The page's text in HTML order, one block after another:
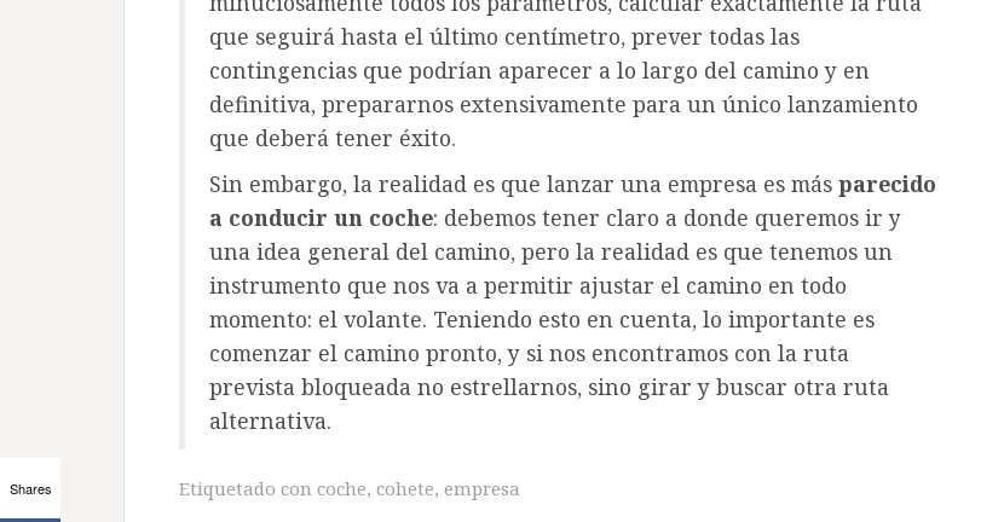
que seguirá hasta el último centímetro, prever todas las
contingencias que podrían aparecer a lo largo del camino y en
definitiva, prepararnos extensivamente para un único lanzamiento
que deberá tener éxito.
Sin embargo, la realidad es que lanzar una empresa es más parecido
a conducir un coche: debemos tener claro a donde queremos ir y
una idea general del camino, pero la realidad es que tenemos un
instrumento que nos va a permitir ajustar el camino en todo
momento: el volante. Teniendo esto en cuenta, lo importante es
comenzar el camino pronto, y si nos encontramos con la ruta
prevista bloqueada no estrellarnos, sino girar y buscar otra ruta
alternativa.
Etiquetado con coche, cohete, empresa
Shares